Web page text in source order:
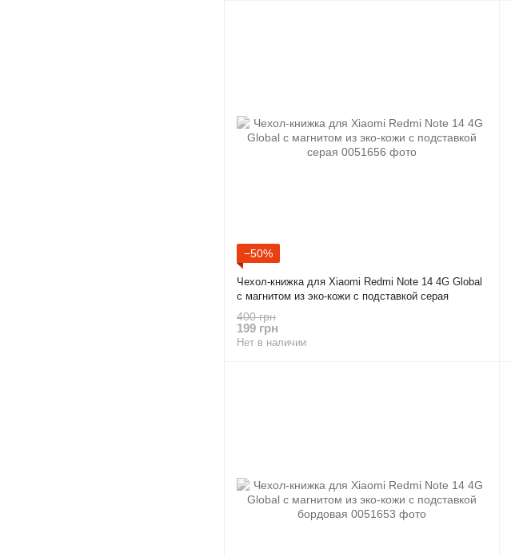
−50%
Чехол-книжка для Xiaomi Redmi Note 14 4G Global
с магнитом из эко-кожи с подставкой серая
400 грн
199 грн
Нет в наличии